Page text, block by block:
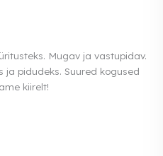
Mugav ja vastupidav.
ja pidudeks. Suured kogused
kiirelt!